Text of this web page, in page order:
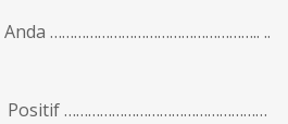
Anda …………………………………………….. ..
Positif ……………………………………………